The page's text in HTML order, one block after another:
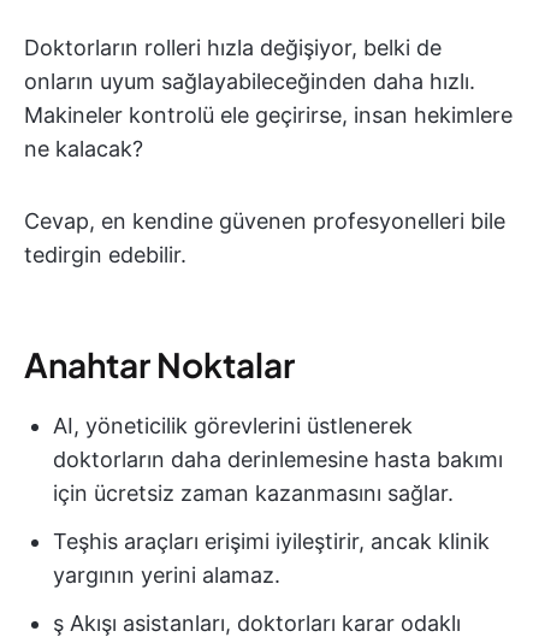
Doktorların rolleri hızla değişiyor, belki de
onların uyum sağlayabileceğinden daha hızlı.
Makineler kontrolü ele geçirirse, insan hekimlere
ne kalacak?
Cevap, en kendine güvenen profesyonelleri bile
tedirgin edebilir.
Anahtar Noktalar
AI, yöneticilik görevlerini üstlenerek
doktorların daha derinlemesine hasta bakımı
için ücretsiz zaman kazanmasını sağlar.
Teşhis araçları erişimi iyileştirir, ancak klinik
yargının yerini alamaz.
ş Akışı asistanları, doktorları karar odaklı